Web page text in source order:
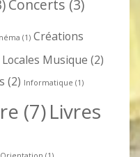
Concerts (3)
(1) Créations
Musique (2)
(2) Informatique (1)
(7)Livres